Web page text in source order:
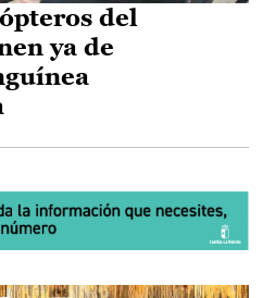
del
ya de